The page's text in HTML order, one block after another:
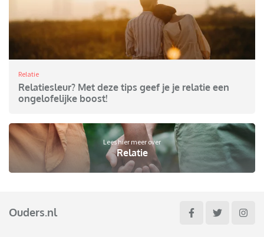
Relatie
Relatiesleur? Met deze tips geef je je relatie een
ongelofelijke boost!
Lees hier meer over
Relatie
Ouders.nl